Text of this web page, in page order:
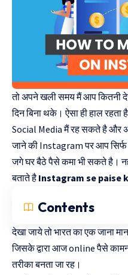
तो अपने खली समय मैं आप कितनी
दिन बिना थके। ऐसा ही हाल
Social Media मैं रह सकते है और
जाने की Instagram पर आप
जगे घर बैठे पैसे कमा भी सकते है।
बताते है Instagram se paise
Contents
देखा जाये तो भारत का एक जाना
जिसके द्वारा आज online पैसे
तरीका बनता जा रह।